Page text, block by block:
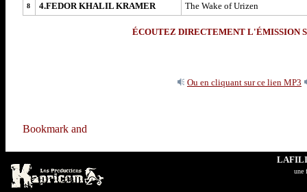
8 4.FEDOR KHALIL KRAMER The Wake of Urizen
ÉCOUTEZ DIRECTEMENT L'ÉMISSION
Ou en cliquant sur ce lien MP3
une